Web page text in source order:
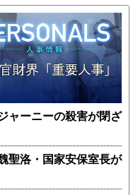
ャーニーの殺害が閉ざ
聖洛・国家安保室長が